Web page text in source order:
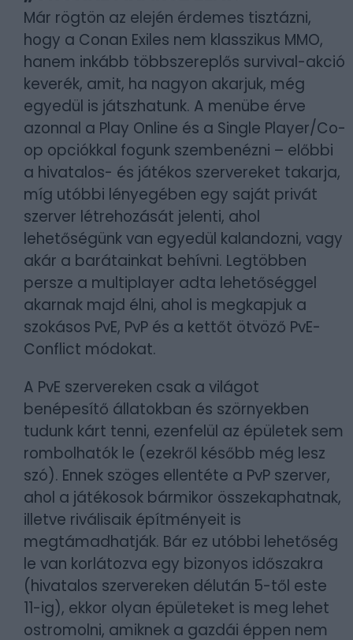
Már rögtön az elején érdemes tisztázni,
hogy a Conan Exiles nem klasszikus MMO,
hanem inkább többszereplős survival-akció
keverék, amit, ha nagyon akarjuk, még
egyedül is játszhatunk. A menübe érve
azonnal a Play Online és a Single Player/Co-
op opciókkal fogunk szembenézni – előbbi
a hivatalos- és játékos szervereket takarja,
míg utóbbi lényegében egy saját privát
szerver létrehozását jelenti, ahol
lehetőségünk van egyedül kalandozni, vagy
akár a barátainkat behívni. Legtöbben
persze a multiplayer adta lehetőséggel
akarnak majd élni, ahol is megkapjuk a
szokásos PvE, PvP és a kettőt ötvöző PvE-
Conflict módokat.
A PvE szervereken csak a világot
benépesítő állatokban és szörnyekben
tudunk kárt tenni, ezenfelül az épületek sem
rombolhatók le (ezekről később még lesz
szó). Ennek szöges ellentéte a PvP szerver,
ahol a játékosok bármikor összekaphatnak,
illetve riválisaik építményeit is
megtámadhatják. Bár ez utóbbi lehetőség
le van korlátozva egy bizonyos időszakra
(hivatalos szervereken délután 5-től este
11-ig), ekkor olyan épületeket is meg lehet
ostromolni, amiknek a gazdái éppen nem